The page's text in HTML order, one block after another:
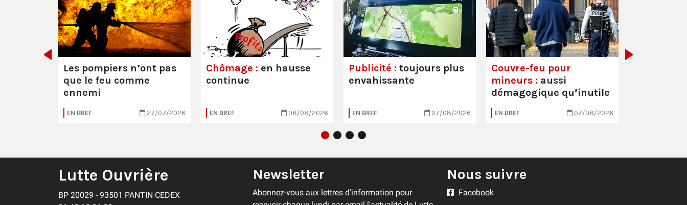
Les pompiers n’ont pas
que le feu comme
ennemi
EN BREF 27/07/2026
Chômage : en hausse
continue
EN BREF 08/08/2026
Publicité : toujours plus
envahissante
EN BREF 07/08/2026
Couvre-feu pour
mineurs : aussi
démagogique qu’inutile
EN BREF 07/08/2026
Lutte Ouvrière
BP 20029 - 93501 PANTIN CEDEX
Newsletter
Abonnez-vous aux lettres d'information pour
Nous suivre
Facebook